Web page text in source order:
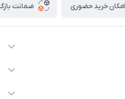
امکان خرید حضوری ضمانت